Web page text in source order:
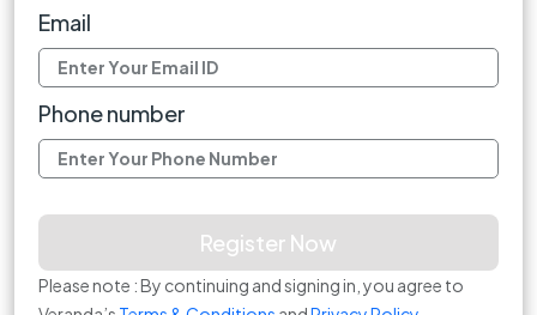
Email
Phone number
Register Now
Please note : By continuing and signing in, you agree to